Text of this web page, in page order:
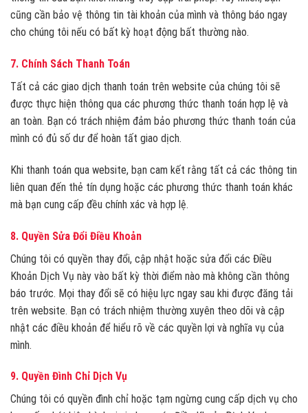
cũng cần bảo vệ thông tin tài khoản của mình và thông báo ngay
cho chúng tôi nếu có bất kỳ hoạt động bất thường nào.
7. Chính Sách Thanh Toán
Tất cả các giao dịch thanh toán trên website của chúng tôi sẽ
được thực hiện thông qua các phương thức thanh toán hợp lệ và
an toàn. Bạn có trách nhiệm đảm bảo phương thức thanh toán của
mình có đủ số dư để hoàn tất giao dịch.
Khi thanh toán qua website, bạn cam kết rằng tất cả các thông tin
liên quan đến thẻ tín dụng hoặc các phương thức thanh toán khác
mà bạn cung cấp đều chính xác và hợp lệ.
8. Quyền Sửa Đổi Điều Khoản
Chúng tôi có quyền thay đổi, cập nhật hoặc sửa đổi các Điều
Khoản Dịch Vụ này vào bất kỳ thời điểm nào mà không cần thông
báo trước. Mọi thay đổi sẽ có hiệu lực ngay sau khi được đăng tải
trên website. Bạn có trách nhiệm thường xuyên theo dõi và cập
nhật các điều khoản để hiểu rõ về các quyền lợi và nghĩa vụ của
mình.
9. Quyền Đình Chỉ Dịch Vụ
Chúng tôi có quyền đình chỉ hoặc tạm ngừng cung cấp dịch vụ cho